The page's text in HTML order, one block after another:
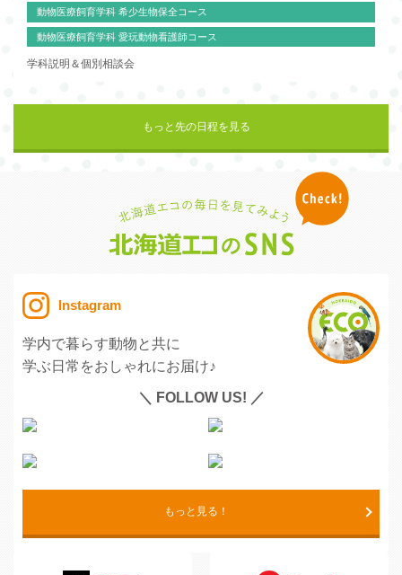
動物医療飼育学科 希少生物保全コース
動物医療飼育学科 愛玩動物看護師コース
学科説明＆個別相談会
もっと先の日程を見る
Instagram
学内で暮らす動物と共に
学ぶ日常をおしゃれにお届け♪
＼ FOLLOW US! ／
もっと見る！